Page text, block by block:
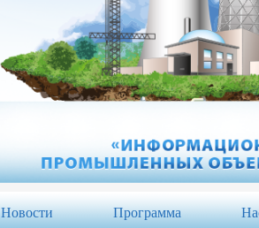
Новости Программа